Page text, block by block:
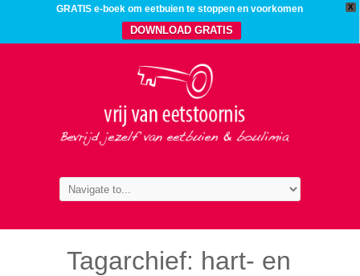
X
GRATIS e-boek om eetbuien te stoppen en voorkomen
DOWNLOAD GRATIS
Tagarchief: hart- en